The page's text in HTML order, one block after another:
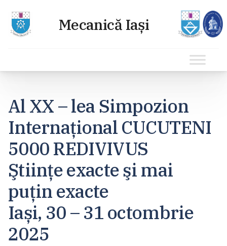
conținut
Al XX – lea Simpozion
Internaţional CUCUTENI
5000 REDIVIVUS
Ştiinţe exacte şi mai
puţin exacte
Iași, 30 – 31 octombrie
2025